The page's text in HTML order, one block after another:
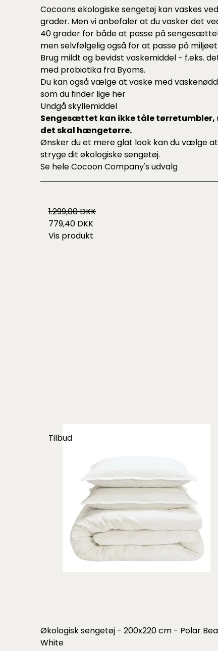
Cocoons økologiske sengetøj kan vaskes
grader. Men vi anbefaler at du vasker det
40 grader for både at passe på
men selvfølgelig også for at passe på miljøet.
Brug mildt og bevidst vaskemiddel - f.eks.
med probiotika fra Byoms.
Du kan også vælge at vaske med
som du finder lige her
Undgå skyllemiddel
Sengesættet kan ikke tåle tørretumbler,
det skal hængetørre.
Ønsker du et mere glat look kan du vælge at
stryge dit økologiske sengetøj.
Se heleCocoon Company's udvalg
1.299,00 DKK
779,40 DKK
Vis produkt
Tilbud
Økologisk sengetøj - 200x220 cm - Polar
White